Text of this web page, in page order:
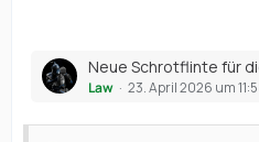
Neue Schrotflinte für
Law 23. April 2026 um